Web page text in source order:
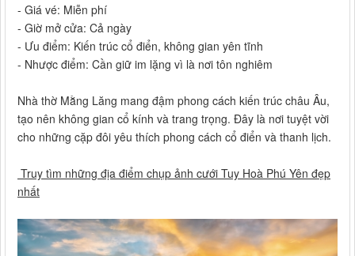
- Giá vé: Miễn phí
- Giờ mở cửa: Cả ngày
- Ưu điểm: Kiến trúc cổ điển, không gian yên tĩnh
- Nhược điểm: Cần giữ im lặng vì là nơi tôn nghiêm
Nhà thờ Mằng Lăng mang đậm phong cách kiến trúc châu Âu,
tạo nên không gian cổ kính và trang trọng. Đây là nơi tuyệt vời
cho những cặp đôi yêu thích phong cách cổ điển và thanh lịch.
Truy tìm những địa điểm chụp ảnh cưới Tuy Hoà Phú Yên đẹp
nhất